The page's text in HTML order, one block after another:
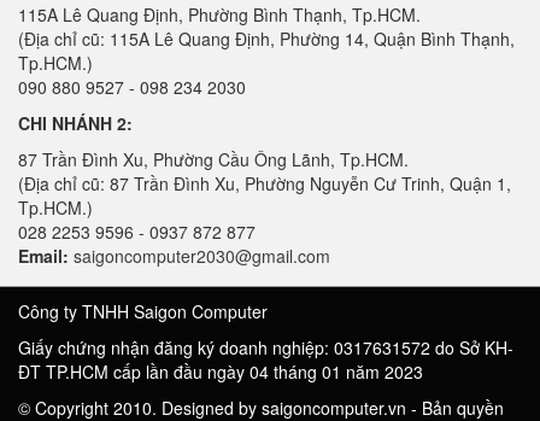
115A Lê Quang Định, Phường Bình Thạnh, Tp.HCM.
(Địa chỉ cũ: 115A Lê Quang Định, Phường 14, Quận Bình Thạnh,
Tp.HCM.)
090 880 9527 - 098 234 2030
CHI NHÁNH 2:
87 Trần Đình Xu, Phường Cầu Ông Lãnh, Tp.HCM.
(Địa chỉ cũ: 87 Trần Đình Xu, Phường Nguyễn Cư Trinh, Quận 1,
Tp.HCM.)
028 2253 9596 - 0937 872 877
Email: saigoncomputer2030@gmail.com
Công ty TNHH Saigon Computer
Giấy chứng nhận đăng ký doanh nghiệp: 0317631572 do Sở KH-
ĐT TP.HCM cấp lần đầu ngày 04 tháng 01 năm 2023
© Copyright 2010. Designed by saigoncomputer.vn - Bản quyền